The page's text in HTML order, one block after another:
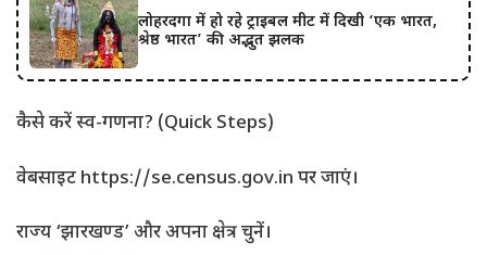
लोहरदगा में हो रहे ट्राइबल मीट में दिखी ‘एक भारत,
श्रेष्ठ भारत’ की अद्भुत झलक
​कैसे करें स्व-गणना? (Quick Steps)
​वेबसाइट https://se.census.gov.in पर जाएं।
​राज्य ‘झारखण्ड’ और अपना क्षेत्र चुनें।